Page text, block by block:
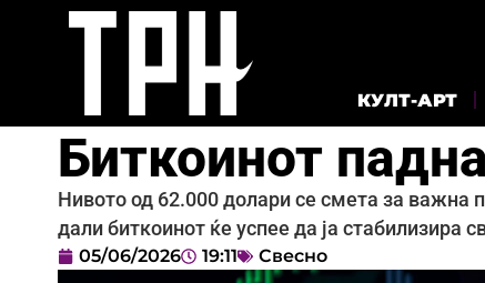
КУЛТ-АРТ
Биткоинот
Нивото од 62.000 долари се смета за важна
дали биткоинот ќе успее да ја стабилизира
05/06/2026 19:11 Свесно